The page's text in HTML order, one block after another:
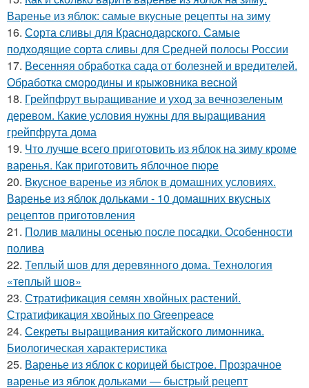
Варенье из яблок: самые вкусные рецепты на зиму
16. Сорта сливы для Краснодарского. Самые
подходящие сорта сливы для Средней полосы России
17. Весенняя обработка сада от болезней и вредителей.
Обработка смородины и крыжовника весной
18. Грейпфрут выращивание и уход за вечнозеленым
деревом. Какие условия нужны для выращивания
грейпфрута дома
19. Что лучше всего приготовить из яблок на зиму кроме
варенья. Как приготовить яблочное пюре
20. Вкусное варенье из яблок в домашних условиях.
Варенье из яблок дольками - 10 домашних вкусных
рецептов приготовления
21. Полив малины осенью после посадки. Особенности
полива
22. Теплый шов для деревянного дома. Технология
«теплый шов»
23. Стратификация семян хвойных растений.
Стратификация хвойных по Greenpeace
24. Секреты выращивания китайского лимонника.
Биологическая характеристика
25. Варенье из яблок с корицей быстрое. Прозрачное
варенье из яблок дольками — быстрый рецепт